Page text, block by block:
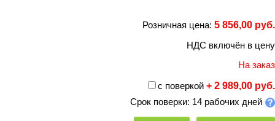
Розничная цена: 5 856,00 руб.
НДС включён в цену
На заказ
с поверкой + 2 989,00 руб.
Срок поверки: 14 рабочих дней